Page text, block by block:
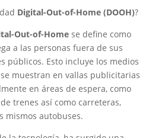
Digital-Out-of-Home (DOOH)?
Out-of-Homese define como
a las personas fuera de sus
públicos. Esto incluye los medios
muestran en vallas publicitarias
en áreas de espera, como
trenes así como carreteras,
mismos autobuses.